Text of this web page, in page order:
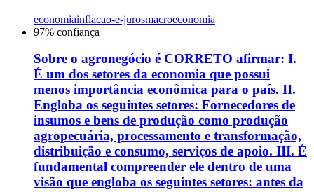
economiainflacao-e-jurosmacroeconomia
97% confiança
Sobre o agronegócio é CORRETO afirmar: I.
É um dos setores da economia que possui
menos importância econômica para o país. II.
Engloba os seguintes setores: Fornecedores de
insumos e bens de produção como produção
agropecuária, processamento e transformação,
distribuição e consumo, serviços de apoio. III. É
fundamental compreender ele dentro de uma
visão que engloba os seguintes setores: antes da